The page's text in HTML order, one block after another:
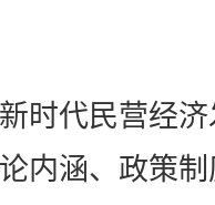
代民营经济
内涵、政策